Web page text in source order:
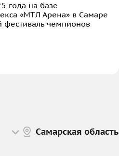
года на базе
«МТЛ Арена» в Самаре
фестиваль чемпионов
Самарская область